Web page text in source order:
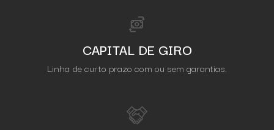
CAPITAL DE GIRO
Linha de curto prazo com ou sem garantias.